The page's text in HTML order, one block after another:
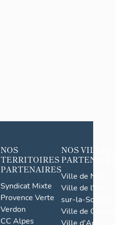
NOS
TERRITOIRES
PARTENAIRES
Syndicat Mixte
Provence Verte
Verdon
CC Alpes
NOS VILLES
Ville de Nice
Ville de l'Isle-
sur-la-Sorgue
Ville de Grasse